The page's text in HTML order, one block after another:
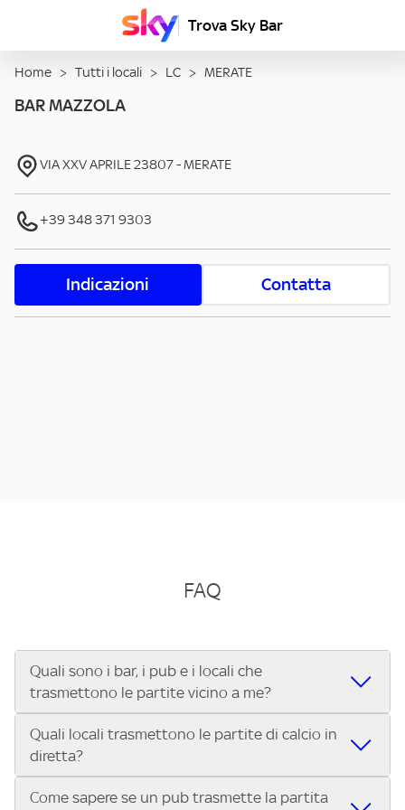
Trova Sky Bar
Home > Tutti i locali > LC > MERATE
BAR MAZZOLA
VIA XXV APRILE23807-MERATE
+39 348 371 9303
Indicazioni Contatta
FAQ
Quali sono i bar, i pub e i locali che
trasmettono le partite vicino a me?
Se cerchi un bar, pub, ristorante o locale vicino a te per
vedere le partite di Serie A ENILIVE, la Serie C Sky Wifi, la
UEFA Champions League, la UEFA Europa League, la UEFA
Conference League, il Tennis, la Formula 1®, la MotoGP™ e
Quali locali trasmettono le partite di calcio in
diretta?
Vuoi sapere quali bar, pub o ristoranti mostrano le partite
Come sapere se un pub trasmette la partita